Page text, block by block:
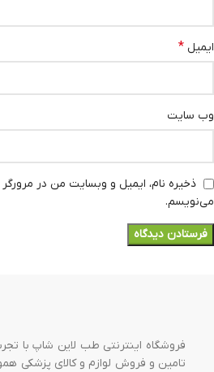
ایمیل *
وب‌ سایت
ذخیره نام، ایمیل و وبسایت من در مرورگر
می‌نویسم.
فروشگاه اینترنتی طب لاین شاپ با
تامین و فروش لوازم و کالای پزشکی